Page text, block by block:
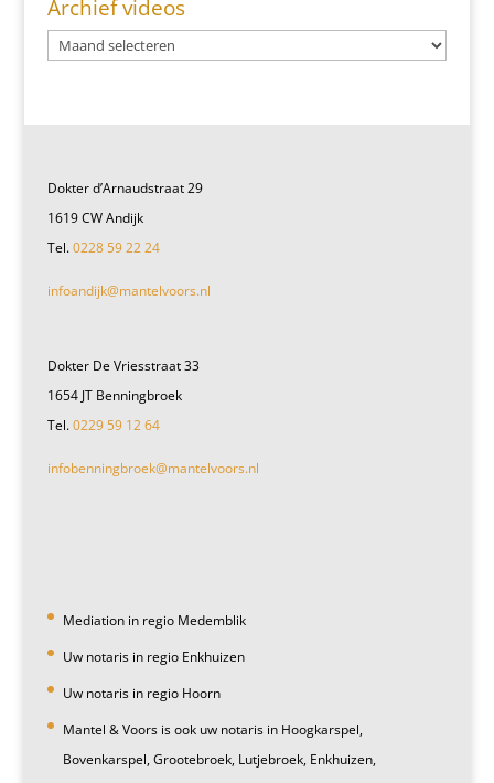
Archief videos
Dokter d’Arnaudstraat 29
1619 CW Andijk
Tel.0228 59 22 24
infoandijk@mantelvoors.nl
Dokter De Vriesstraat 33
1654 JT Benningbroek
Tel.0229 59 12 64
infobenningbroek@mantelvoors.nl
Mediation in regio Medemblik
Uw notaris in regio Enkhuizen
Uw notaris in regio Hoorn
Mantel & Voors is ook uw notaris in Hoogkarspel,
Bovenkarspel, Grootebroek, Lutjebroek, Enkhuizen,